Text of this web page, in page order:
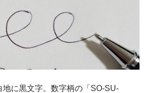
地に黒文字。数字柄の「SO-SU-